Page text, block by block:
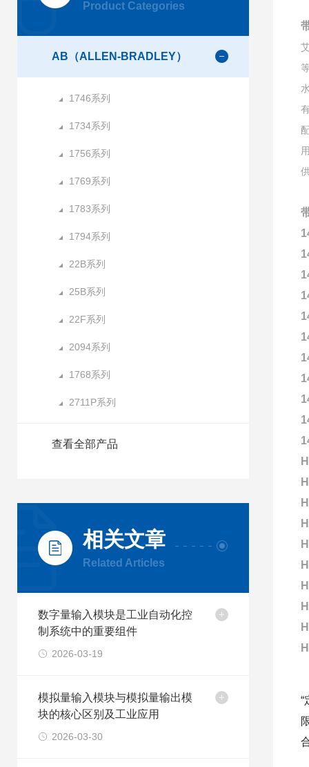
Product Categories
AB（ALLEN-BRADLEY）
1746系列
1734系列
1756系列
1769系列
1783系列
1794系列
22B系列
25B系列
22F系列
2094系列
1768系列
2711P系列
查看全部产品
相关文章
Related Articles
数字量输入模块是工业自动化控
制系统中的重要组件
2026-03-19
模拟量输入模块与模拟量输出模
块的核心区别及工业应用
2026-03-30
“